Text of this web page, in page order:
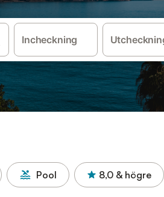
Incheckning
Pool 8,0 & högre